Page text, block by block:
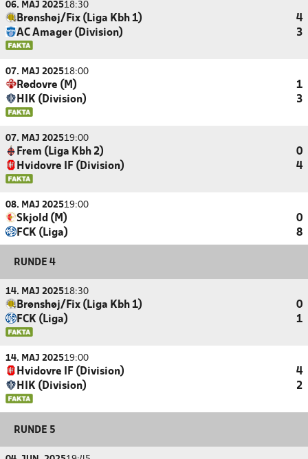
06. MAJ 202518:30
Brønshøj/Fix (Liga Kbh 1)
4
AC Amager (Division)
3
07. MAJ 202518:00
Rødovre (M)
1
HIK (Division)
3
07. MAJ 202519:00
Frem (Liga Kbh 2)
0
Hvidovre IF (Division)
4
08. MAJ 202519:00
Skjold (M)
0
FCK (Liga)
8
RUNDE 4
14. MAJ 202518:30
Brønshøj/Fix (Liga Kbh 1)
0
FCK (Liga)
1
14. MAJ 202519:00
Hvidovre IF (Division)
4
HIK (Division)
2
RUNDE 5